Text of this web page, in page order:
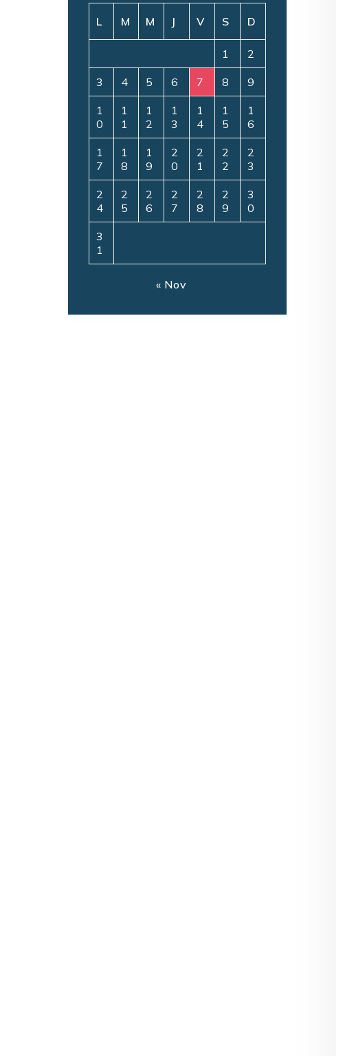
L M M J V S D
1 2
3 4 5 6 7 8 9
1
0
1
1
1
2
1
3
1
4
1
5
1
6
1
7
1
8
1
9
2
0
2
1
2
2
2
3
2
4
2
5
2
6
2
7
2
8
2
9
3
0
3
1
« Nov